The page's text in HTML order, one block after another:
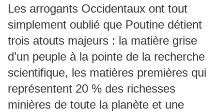
Les arrogants Occidentaux ont tout
simplement oublié que Poutine détient
trois atouts majeurs : la matière grise
d’un peuple à la pointe de la recherche
scientifique, les matières premières qui
représentent 20 % des richesses
minières de toute la planète et une